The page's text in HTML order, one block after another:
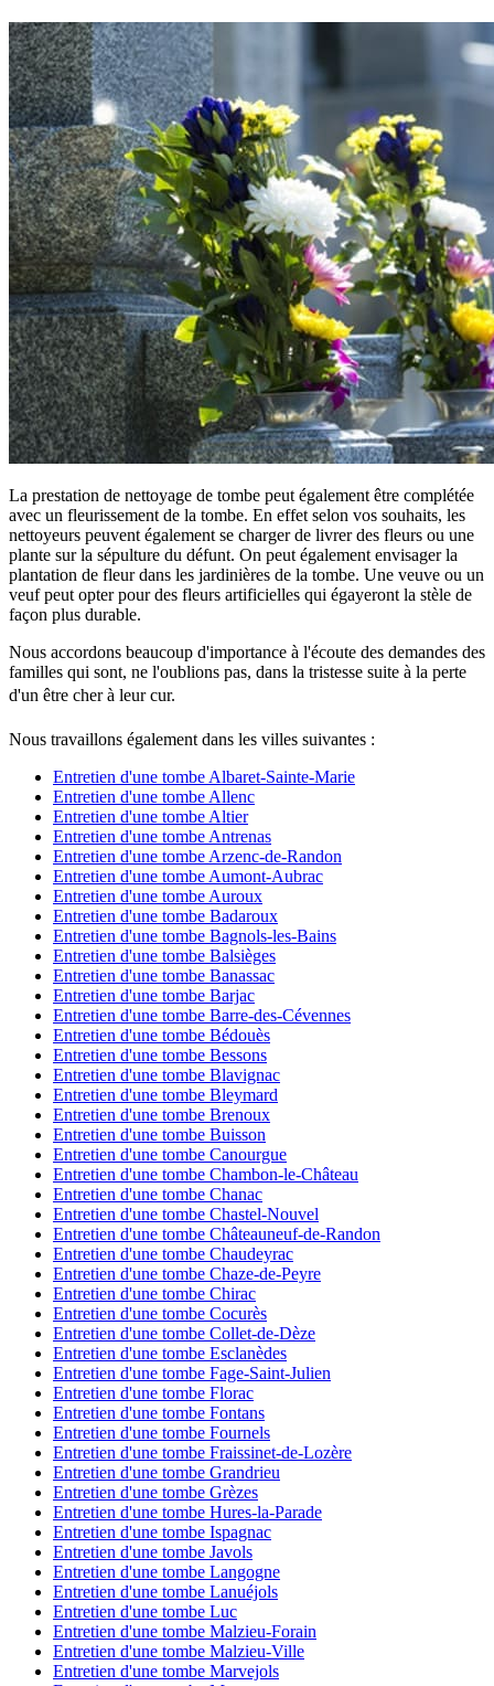
La prestation de nettoyage de tombe peut également être complétée
avec un fleurissement de la tombe. En effet selon vos souhaits, les
nettoyeurs peuvent également se charger de livrer des fleurs ou une
plante sur la sépulture du défunt. On peut également envisager la
plantation de fleur dans les jardinières de la tombe. Une veuve ou un
veuf peut opter pour des fleurs artificielles qui égayeront la stèle de
façon plus durable.
Nous accordons beaucoup d'importance à l'écoute des demandes des
familles qui sont, ne l'oublions pas, dans la tristesse suite à la perte
d'un être cher à leur cur.
Nous travaillons également dans les villes suivantes :
Entretien d'une tombe Albaret-Sainte-Marie
Entretien d'une tombe Allenc
Entretien d'une tombe Altier
Entretien d'une tombe Antrenas
Entretien d'une tombe Arzenc-de-Randon
Entretien d'une tombe Aumont-Aubrac
Entretien d'une tombe Auroux
Entretien d'une tombe Badaroux
Entretien d'une tombe Bagnols-les-Bains
Entretien d'une tombe Balsièges
Entretien d'une tombe Banassac
Entretien d'une tombe Barjac
Entretien d'une tombe Barre-des-Cévennes
Entretien d'une tombe Bédouès
Entretien d'une tombe Bessons
Entretien d'une tombe Blavignac
Entretien d'une tombe Bleymard
Entretien d'une tombe Brenoux
Entretien d'une tombe Buisson
Entretien d'une tombe Canourgue
Entretien d'une tombe Chambon-le-Château
Entretien d'une tombe Chanac
Entretien d'une tombe Chastel-Nouvel
Entretien d'une tombe Châteauneuf-de-Randon
Entretien d'une tombe Chaudeyrac
Entretien d'une tombe Chaze-de-Peyre
Entretien d'une tombe Chirac
Entretien d'une tombe Cocurès
Entretien d'une tombe Collet-de-Dèze
Entretien d'une tombe Esclanèdes
Entretien d'une tombe Fage-Saint-Julien
Entretien d'une tombe Florac
Entretien d'une tombe Fontans
Entretien d'une tombe Fournels
Entretien d'une tombe Fraissinet-de-Lozère
Entretien d'une tombe Grandrieu
Entretien d'une tombe Grèzes
Entretien d'une tombe Hures-la-Parade
Entretien d'une tombe Ispagnac
Entretien d'une tombe Javols
Entretien d'une tombe Langogne
Entretien d'une tombe Lanuéjols
Entretien d'une tombe Luc
Entretien d'une tombe Malzieu-Forain
Entretien d'une tombe Malzieu-Ville
Entretien d'une tombe Marvejols